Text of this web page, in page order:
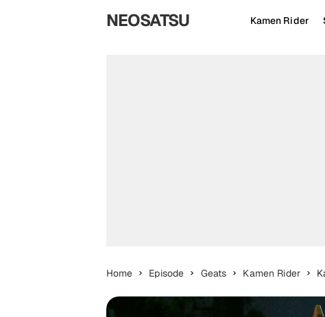
NEOSATSU Kamen Rider
Home Episode Geats Kamen Rider